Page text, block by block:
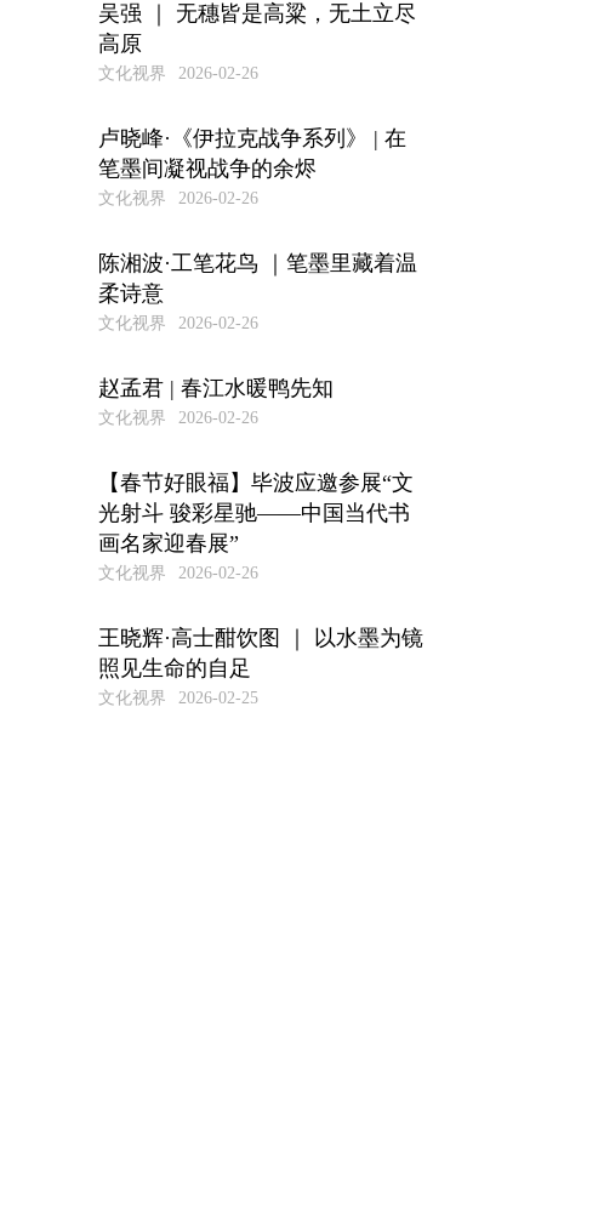
吴强 ｜ 无穗皆是高粱，无土立尽
高原
文化视界 2026-02-26
卢晓峰·《伊拉克战争系列》 | 在
笔墨间凝视战争的余烬
文化视界 2026-02-26
陈湘波·工笔花鸟 ｜笔墨里藏着温
柔诗意
文化视界 2026-02-26
赵孟君 | 春江水暖鸭先知
文化视界 2026-02-26
【春节好眼福】毕波应邀参展“文
光射斗 骏彩星驰——中国当代书
画名家迎春展”
文化视界 2026-02-26
王晓辉·高士酣饮图 ｜ 以水墨为镜
照见生命的自足
文化视界 2026-02-25